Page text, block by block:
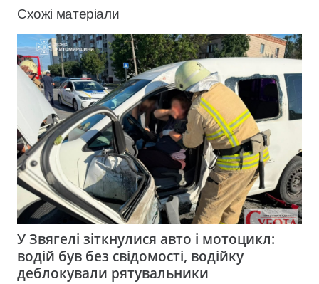
Схожі матеріали
У Звягелі зіткнулися авто і мотоцикл:
водій був без свідомості, водійку
деблокували рятувальники